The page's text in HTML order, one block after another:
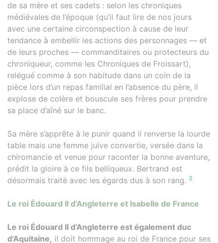
de sa mère et ses cadets : selon les chroniques
médiévales de l’époque (qu’il faut lire de nos jours
avec une certaine circonspection à cause de leur
tendance à embellir les actions des personnages — et
de leurs proches — commanditaires ou protecteurs du
chroniqueur, comme les Chroniques de Froissart),
relégué comme à son habitude dans un coin de la
pièce lors d’un repas familial en l’absence du père, il
explose de colère et bouscule ses frères pour prendre
sa place d’aîné sur le banc.
Sa mère s’apprête à le punir quand il renverse la lourde
table mais une femme juive convertie, versée dans la
chiromancie et venue pour raconter la bonne aventure,
prédit la gloire à ce fils belliqueux. Bertrand est
désormais traité avec les égards dus à son rang. 2
Le roi Édouard II d’Angleterre et Isabelle de France
Le roi Édouard II d’Angleterre est également duc
d’Aquitaine, il doit hommage au roi de France pour ses